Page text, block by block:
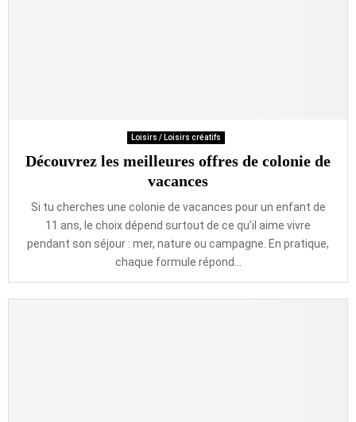
Loisirs / Loisirs créatifs
Découvrez les meilleures offres de colonie de
vacances
Si tu cherches une colonie de vacances pour un enfant de
11 ans, le choix dépend surtout de ce qu’il aime vivre
pendant son séjour : mer, nature ou campagne. En pratique,
chaque formule répond...